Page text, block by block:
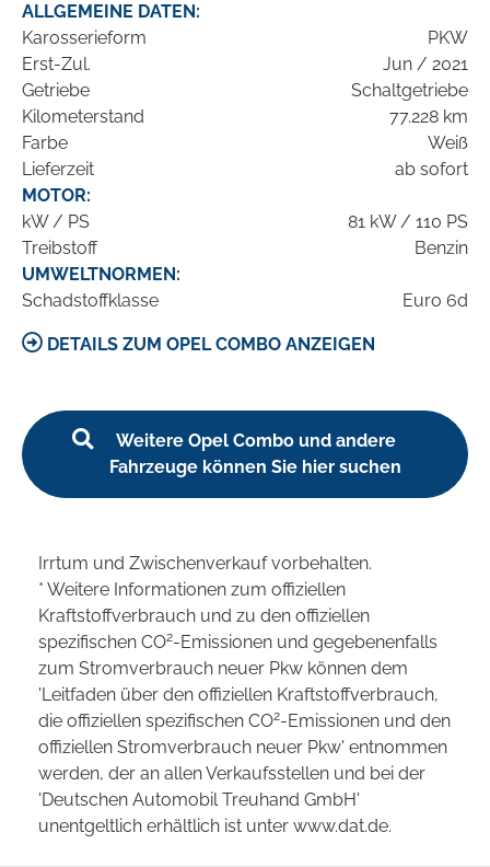
ALLGEMEINE DATEN:
Karosserieform
PKW
Erst-Zul.
Jun / 2021
Getriebe
Schaltgetriebe
Kilometerstand
77.228 km
Farbe
Weiß
Lieferzeit
ab sofort
MOTOR:
kW / PS
81 kW / 110 PS
Treibstoff
Benzin
UMWELTNORMEN:
Schadstoffklasse
Euro 6d
DETAILS ZUM OPEL COMBO ANZEIGEN
Weitere Opel Combo und andere
Fahrzeuge können Sie hier suchen
Irrtum und Zwischenverkauf vorbehalten.
* Weitere Informationen zum offiziellen
Kraftstoffverbrauch und zu den offiziellen
spezifischen CO2-Emissionen und gegebenenfalls
zum Stromverbrauch neuer Pkw können dem
'Leitfaden über den offiziellen Kraftstoffverbrauch,
die offiziellen spezifischen CO2-Emissionen und den
offiziellen Stromverbrauch neuer Pkw' entnommen
werden, der an allen Verkaufsstellen und bei der
'Deutschen Automobil Treuhand GmbH'
unentgeltlich erhältlich ist unter www.dat.de.